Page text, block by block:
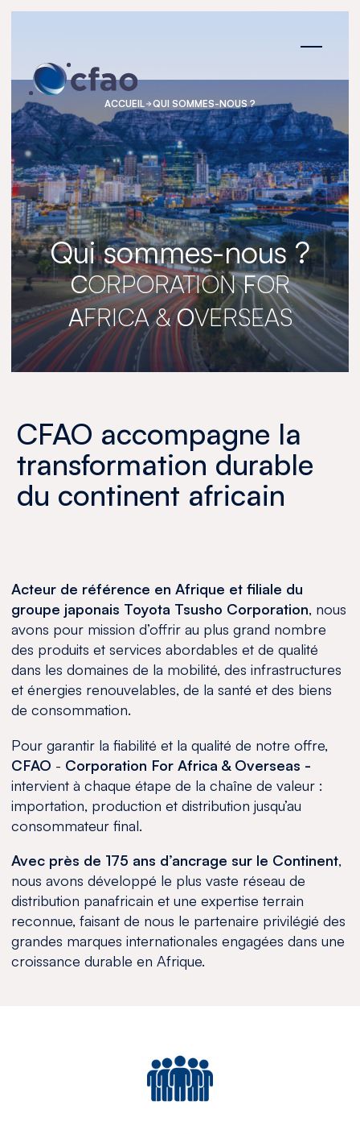
ACCUEIL QUI SOMMES-NOUS ?
Qui sommes-nous ?
CORPORATIONFOR
AFRICA &OVERSEAS
CFAO accompagne la
transformation durable
du continent africain
Acteur de référence en Afrique et filiale du
groupe japonais Toyota Tsusho Corporation, nous
avons pour mission d’offrir au plus grand nombre
des produits et services abordables et de qualité
dans les domaines de la mobilité, des infrastructures
et énergies renouvelables, de la santé et des biens
de consommation.
Pour garantir la fiabilité et la qualité de notre offre,
CFAO - Corporation For Africa & Overseas -
intervient à chaque étape de la chaîne de valeur :
importation, production et distribution jusqu’au
consommateur final.
Avec près de 175 ans d’ancrage sur le Continent,
nous avons développé le plus vaste réseau de
distribution panafricain et une expertise terrain
reconnue, faisant de nous le partenaire privilégié des
grandes marques internationales engagées dans une
croissance durable en Afrique.
Panneau de gestion des cookies